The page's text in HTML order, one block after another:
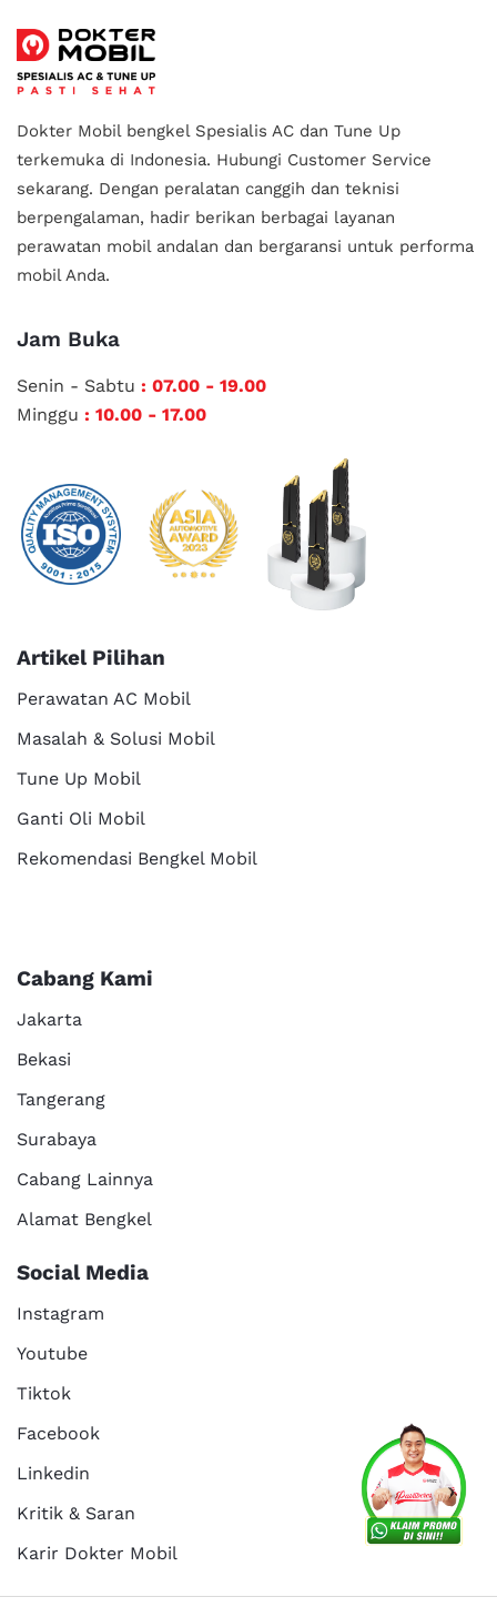
Dokter Mobil bengkel Spesialis AC dan Tune Up
terkemuka di Indonesia. Hubungi Customer Service
sekarang. Dengan peralatan canggih dan teknisi
berpengalaman, hadir berikan berbagai layanan
perawatan mobil andalan dan bergaransi untuk performa
mobil Anda.
Jam Buka
Senin - Sabtu : 07.00 - 19.00
Minggu : 10.00 - 17.00
Artikel Pilihan
Perawatan AC Mobil
Masalah & Solusi Mobil
Tune Up Mobil
Ganti Oli Mobil
Rekomendasi Bengkel Mobil
Cabang Kami
Jakarta
Bekasi
Tangerang
Surabaya
Cabang Lainnya
Alamat Bengkel
Social Media
Instagram
Youtube
Tiktok
Facebook
Linkedin
Kritik & Saran
Karir Dokter Mobil